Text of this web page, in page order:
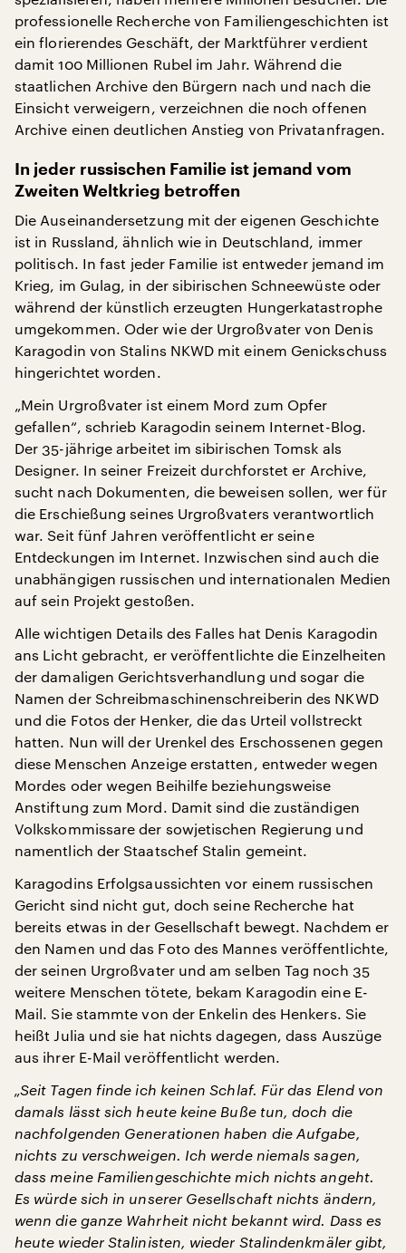
professionelle Recherche von Familiengeschichten ist
ein florierendes Geschäft, der Marktführer verdient
damit 100 Millionen Rubel im Jahr. Während die
staatlichen Archive den Bürgern nach und nach die
Einsicht verweigern, verzeichnen die noch offenen
Archive einen deutlichen Anstieg von Privatanfragen.
In jeder russischen Familie ist jemand vom
Zweiten Weltkrieg betroffen
Die Auseinandersetzung mit der eigenen Geschichte
ist in Russland, ähnlich wie in Deutschland, immer
politisch. In fast jeder Familie ist entweder jemand im
Krieg, im Gulag, in der sibirischen Schneewüste oder
während der künstlich erzeugten Hungerkatastrophe
umgekommen. Oder wie der Urgroßvater von Denis
Karagodin von Stalins NKWD mit einem Genickschuss
hingerichtet worden.
„Mein Urgroßvater ist einem Mord zum Opfer
gefallen“, schrieb Karagodin seinem Internet-Blog.
Der 35-jährige arbeitet im sibirischen Tomsk als
Designer. In seiner Freizeit durchforstet er Archive,
sucht nach Dokumenten, die beweisen sollen, wer für
die Erschießung seines Urgroßvaters verantwortlich
war. Seit fünf Jahren veröffentlicht er seine
Entdeckungen im Internet. Inzwischen sind auch die
unabhängigen russischen und internationalen Medien
auf sein Projekt gestoßen.
Alle wichtigen Details des Falles hat Denis Karagodin
ans Licht gebracht, er veröffentlichte die Einzelheiten
der damaligen Gerichtsverhandlung und sogar die
Namen der Schreibmaschinenschreiberin des NKWD
und die Fotos der Henker, die das Urteil vollstreckt
hatten. Nun will der Urenkel des Erschossenen gegen
diese Menschen Anzeige erstatten, entweder wegen
Mordes oder wegen Beihilfe beziehungsweise
Anstiftung zum Mord. Damit sind die zuständigen
Volkskommissare der sowjetischen Regierung und
namentlich der Staatschef Stalin gemeint.
Karagodins Erfolgsaussichten vor einem russischen
Gericht sind nicht gut, doch seine Recherche hat
bereits etwas in der Gesellschaft bewegt. Nachdem er
den Namen und das Foto des Mannes veröffentlichte,
der seinen Urgroßvater und am selben Tag noch 35
weitere Menschen tötete, bekam Karagodin eine E-
Mail. Sie stammte von der Enkelin des Henkers. Sie
heißt Julia und sie hat nichts dagegen, dass Auszüge
aus ihrer E-Mail veröffentlicht werden.
„Seit Tagen finde ich keinen Schlaf. Für das Elend von
damals lässt sich heute keine Buße tun, doch die
nachfolgenden Generationen haben die Aufgabe,
nichts zu verschweigen. Ich werde niemals sagen,
dass meine Familiengeschichte mich nichts angeht.
Es würde sich in unserer Gesellschaft nichts ändern,
wenn die ganze Wahrheit nicht bekannt wird. Dass es
heute wieder Stalinisten, wieder Stalindenkmäler gibt,